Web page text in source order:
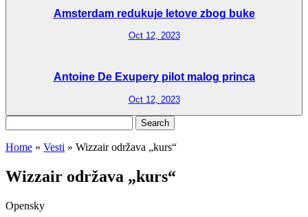
Amsterdam redukuje letove zbog buke
Oct 12, 2023
Antoine De Exupery pilot malog princa
Oct 12, 2023
for:
Home » Vesti » Wizzair održava „kurs“
Wizzair održava „kurs“
Opensky